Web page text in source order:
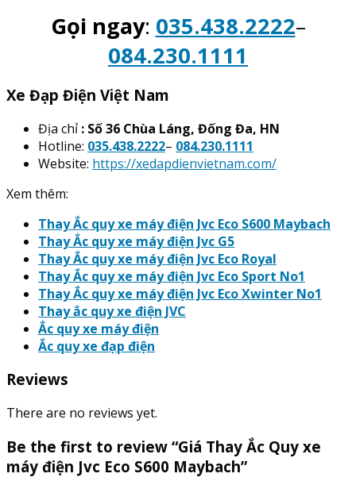
Gọi ngay: 035.438.2222–
084.230.1111
Xe Đạp Điện Việt Nam
Địa chỉ : Số 36 Chùa Láng, Đống Đa, HN
Hotline: 035.438.2222– 084.230.1111
Website: https://xedapdienvietnam.com/
Xem thêm:
Thay Ắc quy xe máy điện Jvc Eco S600 Maybach
Thay Ắc quy xe máy điện Jvc G5
Thay Ắc quy xe máy điện Jvc Eco Royal
Thay Ắc quy xe máy điện Jvc Eco Sport No1
Thay Ắc quy xe máy điện Jvc Eco Xwinter No1
Thay ắc quy xe điện JVC
Ắc quy xe máy điện
Ắc quy xe đạp điện
Reviews
There are no reviews yet.
Be the first to review “Giá Thay Ắc Quy xe
máy điện Jvc Eco S600 Maybach”